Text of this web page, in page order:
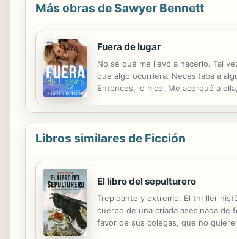
Más obras de Sawyer Bennett
Fuera de lugar
No sé qué me llevó a hacerlo. Tal
que algo ocurriera. Necesitaba a
Entonces, lo hice. Me acerqué a
Libros similares de Ficción
El libro del sepulturero
Trepidante y extremo. El thriller
cuerpo de una criada asesinada de
favor de sus colegas, que no